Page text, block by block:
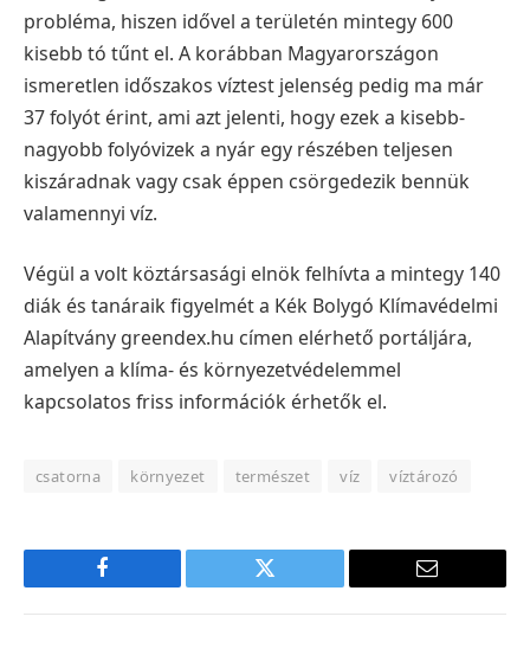
probléma, hiszen idővel a területén mintegy 600
kisebb tó tűnt el. A korábban Magyarországon
ismeretlen időszakos víztest jelenség pedig ma már
37 folyót érint, ami azt jelenti, hogy ezek a kisebb-
nagyobb folyóvizek a nyár egy részében teljesen
kiszáradnak vagy csak éppen csörgedezik bennük
valamennyi víz.
Végül a volt köztársasági elnök felhívta a mintegy 140
diák és tanáraik figyelmét a Kék Bolygó Klímavédelmi
Alapítvány greendex.hu címen elérhető portáljára,
amelyen a klíma- és környezetvédelemmel
kapcsolatos friss információk érhetők el.
csatorna környezet természet víz víztározó
Facebook Twitter
E-